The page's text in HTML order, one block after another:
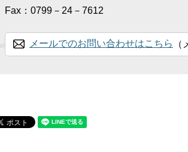
Fax：0799－24－7612
メールでのお問い合わせはこちら